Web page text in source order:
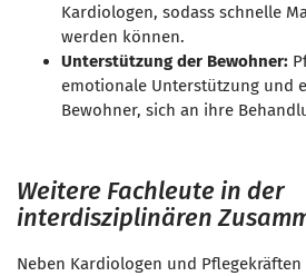
Kardiologen, sodass schnelle
werden können.
Unterstützung der Bewohner:
emotionale Unterstützung und
Bewohner, sich an ihre
Weitere Fachleute in der
interdisziplinären
Neben Kardiologen und